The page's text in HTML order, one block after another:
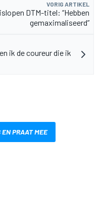
VORIG ARTIKEL
DTM-titel: “Hebben
gemaximaliseerd”
ik de coureur die ik
PRAAT MEE